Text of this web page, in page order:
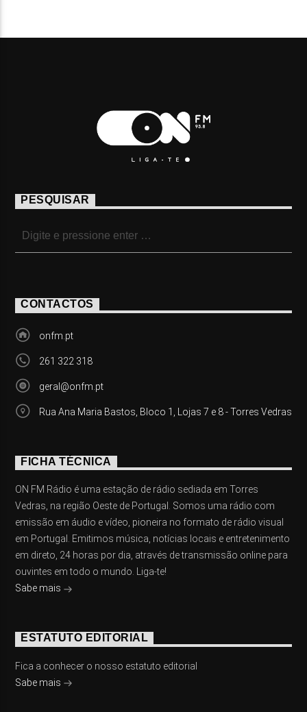
PESQUISAR
CONTACTOS
onfm.pt
261 322 318
geral@onfm.pt
Rua Ana Maria Bastos, Bloco 1, Lojas 7 e 8 - Torres Vedras
FICHA TÉCNICA
ON FM Rádio é uma estação de rádio sediada em Torres
Vedras, na região Oeste de Portugal. Somos uma rádio com
emissão em áudio e vídeo, pioneira no formato de rádio visual
em Portugal. Emitimos música, notícias locais e entretenimento
em direto, 24 horas por dia, através de transmissão online para
ouvintes em todo o mundo. Liga-te!
Sabe mais
ESTATUTO EDITORIAL
Fica a conhecer o nosso estatuto editorial
Sabe mais